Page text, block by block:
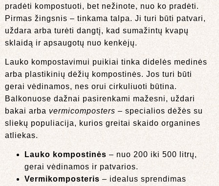
pradėti kompostuoti, bet nežinote, nuo ko pradėti.
Pirmas žingsnis – tinkama talpa. Ji turi būti patvari,
uždara arba turėti dangtį, kad sumažintų kvapų
sklaidą ir apsaugotų nuo kenkėjų.
Lauko kompostavimui puikiai tinka didelės medinės
arba plastikinių dėžių kompostinės. Jos turi būti
gerai vėdinamos, nes orui cirkuliuoti būtina.
Balkonuose dažnai pasirenkami mažesni, uždari
bakai arba vermicomposters – specialios dėžės su
sliekų populiacija, kurios greitai skaido organines
atliekas.
Lauko kompostinės – nuo 200 iki 500 litrų,
gerai vėdinamos ir patvarios.
Vermikomposteris – idealus sprendimas